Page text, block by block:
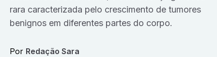
rara caracterizada pelo crescimento de tumores
benignos em diferentes partes do corpo.
Por Redação Sara